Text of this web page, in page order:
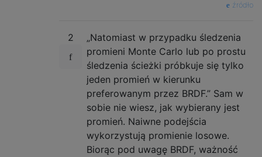
źródło
2
„Natomiast w przypadku śledzenia
promieni Monte Carlo lub po prostu
śledzenia ścieżki próbkuje się tylko
jeden promień w kierunku
preferowanym przez BRDF.” Sam w
sobie nie wiesz, jak wybierany jest
promień. Naiwne podejścia
wykorzystują promienie losowe.
Biorąc pod uwagę BRDF, ważność